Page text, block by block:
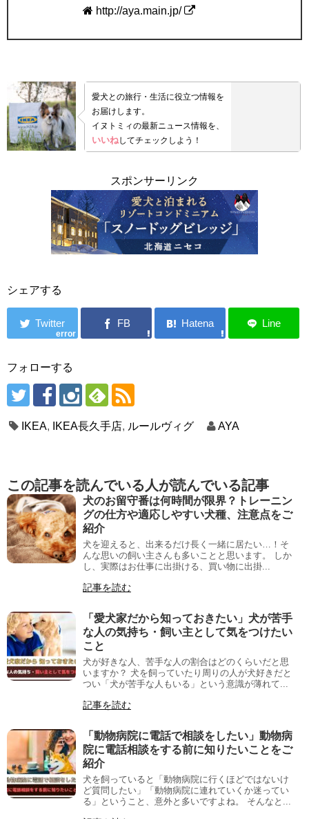
http://aya.main.jp/
愛犬との旅行・生活に役立つ情報を
お届けします。
イヌトミィの最新ニュース情報を、
いいねしてチェックしよう！
スポンサーリンク
シェアする
error
フォローする
IKEA, IKEA長久手店, ルールヴィグ AYA
この記事を読んでいる人が読んでいる記事
犬のお留守番は何時間が限界？トレーニン
グの仕方や適応しやすい犬種、注意点をご
紹介
犬を迎えると、出来るだけ長く一緒に居たい…！そ
んな思いの飼い主さんも多いことと思います。 しか
し、実際はお仕事に出掛ける、買い物に出掛...
記事を読む
「愛犬家だから知っておきたい」犬が苦手
な人の気持ち・飼い主として気をつけたい
こと
犬が好きな人、苦手な人の割合はどのくらいだと思
いますか？ 犬を飼っていたり周りの人が犬好きだと
つい「犬が苦手な人もいる」という意識が薄れて...
記事を読む
「動物病院に電話で相談をしたい」動物病
院に電話相談をする前に知りたいことをご
紹介
犬を飼っていると「動物病院に行くほどではないけ
ど質問したい」「動物病院に連れていくか迷ってい
る」ということ、意外と多いですよね。 そんなと...